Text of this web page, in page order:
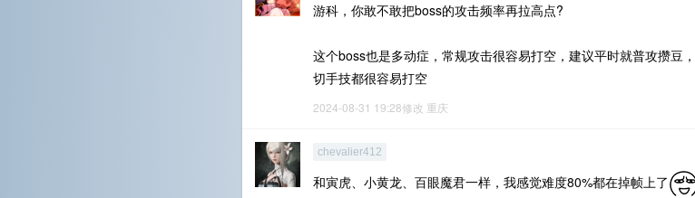
游科，你敢不敢把boss的攻击频率再拉高点?
这个boss也是多动症，常规攻击很容易打空，建议平时就普攻攒豆
切手技都很容易打空
2024-08-31 19:28修改 重庆
chevalier412
和寅虎、小黄龙、百眼魔君一样，我感觉难度80%都在掉帧上了